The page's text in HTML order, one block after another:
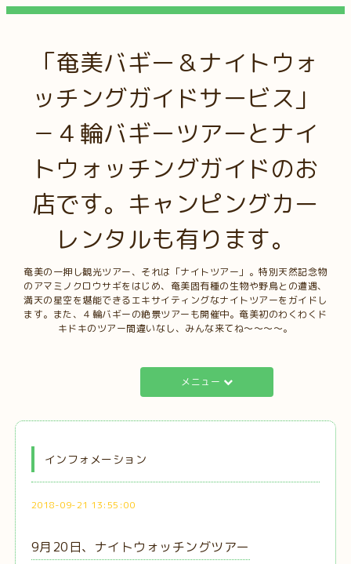
「奄美バギー＆ナイトウォ
ッチングガイドサービス」
－４輪バギーツアーとナイ
トウォッチングガイドのお
店です。キャンピングカー
レンタルも有ります。
奄美の一押し観光ツアー、それは「ナイトツアー」。特別天然記念物
のアマミノクロウサギをはじめ、奄美固有種の生物や野鳥との遭遇、
満天の星空を堪能できるエキサイティングなナイトツアーをガイドし
ます。また、４輪バギーの絶景ツアーも開催中。奄美初のわくわくド
キドキのツアー間違いなし、みんな来てね～～～～。
メニュー
インフォメーション
2018-09-21 13:55:00
9月20日、ナイトウォッチングツアー